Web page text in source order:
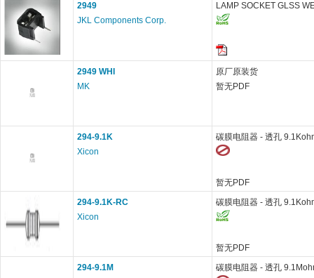
2949
JKL Components Corp.
LAMP SOCKET GLSS
2949 WHI
MK
原厂原装货
暂无PDF
294-9.1K
Xicon
碳膜电阻器 - 透孔
暂无PDF
294-9.1K-RC
Xicon
碳膜电阻器 - 透孔
暂无PDF
294-9.1M
碳膜电阻器 - 透孔